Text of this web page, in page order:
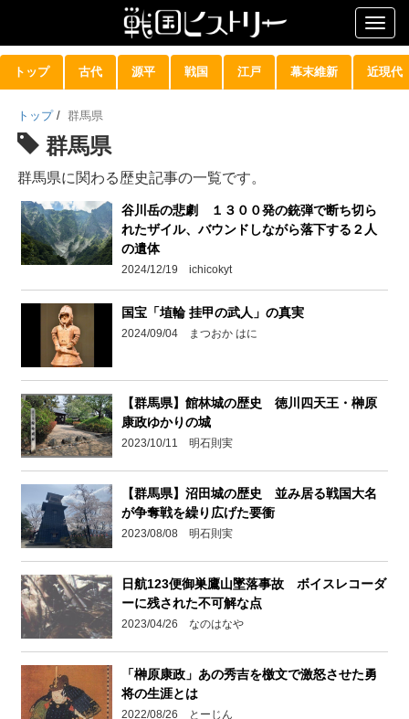
トップ 古代 源平 戦国 江戸 幕末維新 近現代
トップ / 群馬県
群馬県
群馬県に関わる歴史記事の一覧です。
谷川岳の悲劇 １３００発の銃弾で断ち切ら
れたザイル、バウンドしながら落下する２人
の遺体
2024/12/19 ichicokyt
国宝「埴輪 挂甲の武人」の真実
2024/09/04 まつおか はに
【群馬県】館林城の歴史 徳川四天王・榊原
康政ゆかりの城
2023/10/11 明石則実
【群馬県】沼田城の歴史 並み居る戦国大名
が争奪戦を繰り広げた要衝
2023/08/08 明石則実
日航123便御巣鷹山墜落事故 ボイスレコーダ
ーに残された不可解な点
2023/04/26 なのはなや
「榊原康政」あの秀吉を檄文で激怒させた勇
将の生涯とは
2022/08/26 とーじん